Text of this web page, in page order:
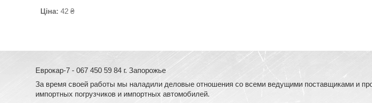
Ціна: 42 ₴
Еврокар-7 - 067 450 59 84 г. Запорожье
За время своей работы мы наладили деловые отношения со всеми ведущими поставщиками и
импортных погрузчиков и импортных автомобилей.